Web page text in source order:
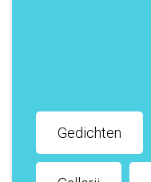
Gedichten